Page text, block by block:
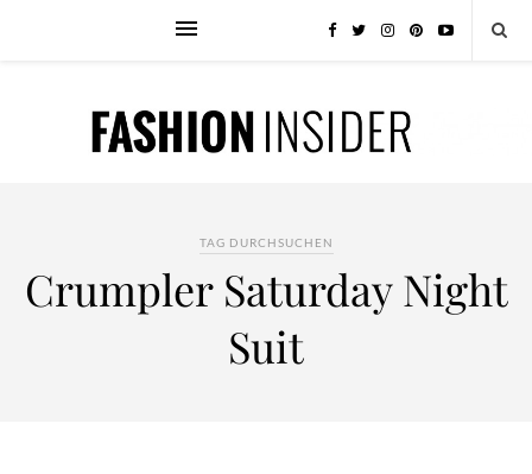
TAG DURCHSUCHEN
Crumpler Saturday Night
Suit